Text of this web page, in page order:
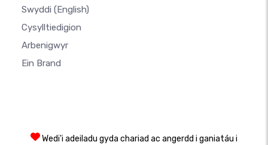
Swyddi (English)
Cysylltiedigion
Arbenigwyr
Ein Brand
Wedi'i adeiladu gyda chariad ac angerdd i ganiatáu i